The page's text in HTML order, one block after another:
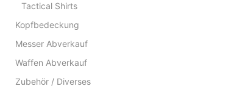
Tactical Shirts
Kopfbedeckung
Messer Abverkauf
Waffen Abverkauf
Zubehör / Diverses